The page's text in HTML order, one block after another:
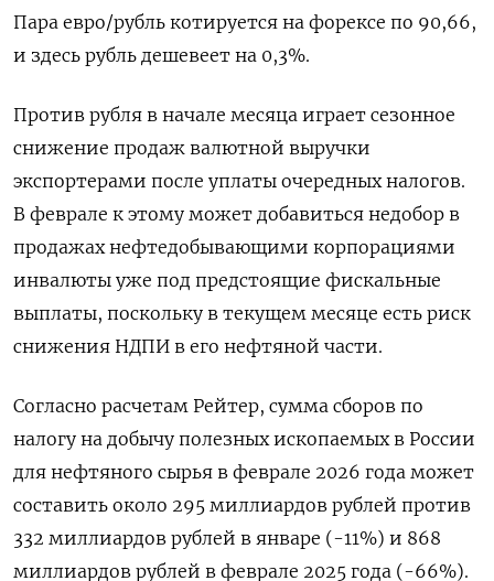
Пара евро/рубль котируется на форексе по 90,66,
и здесь рубль ‌дешевеет на 0,3%.
Против рубля в начале месяца играет сезонное
снижение продаж валютной выручки
экспортерами после уплаты очередных налогов.
В феврале ​к этому может добавиться недобор в
продажах нефтедобывающими корпорациями
инвалюты уже под предстоящие фискальные
выплаты, поскольку в текущем месяце есть риск
снижения НДПИ в его нефтяной части.
Согласно расчетам Рейтер, сумма сборов по
налогу на добычу полезных ⁠ископаемых в России
для нефтяного сырья в феврале 2026 года может
‍составить около 295 миллиардов рублей против
332 миллиардов рублей в январе (-11%) и 868
миллиардов рублей в феврале 2025 года (-66%).